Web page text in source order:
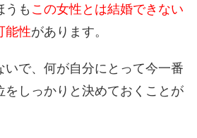
うも この女性とは結婚できない
能性があります。
いで、何が自分にとって今一番
をしっかりと決めておくことが